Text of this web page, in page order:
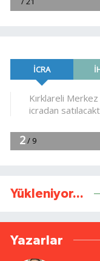
Yükleniyor...
Yazarlar